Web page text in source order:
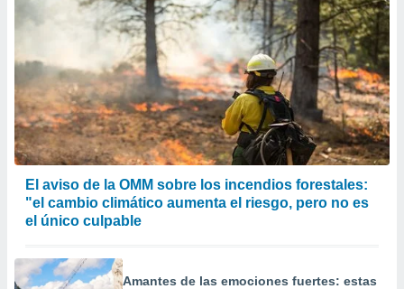
El aviso de la OMM sobre los incendios forestales:
"el cambio climático aumenta el riesgo, pero no es
el único culpable
Amantes de las emociones fuertes: estas